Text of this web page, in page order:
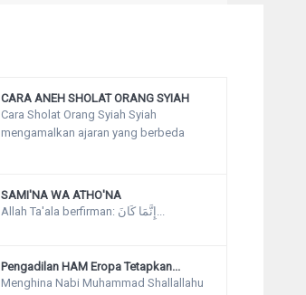
CARA ANEH SHOLAT ORANG SYIAH
Cara Sholat Orang Syiah Syiah
mengamalkan ajaran yang berbeda
SAMI'NA WA ATHO'NA
Allah Ta'ala berfirman: إِنَّمَا كَانَ...
Pengadilan HAM Eropa Tetapkan...
Menghina Nabi Muhammad Shallallahu